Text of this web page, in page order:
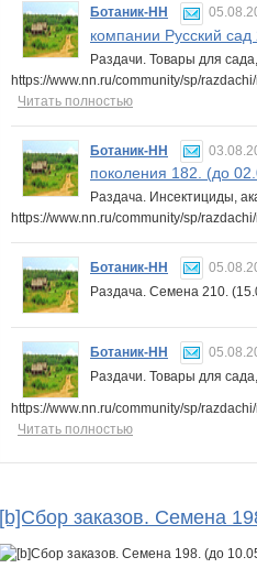
Ботаник-НН
компании Русский сад
Раздачи. Товары для
https://www.nn.ru/community/sp/
Читать полностью
Ботаник-НН
поколения 182. (до
Раздача. Инсектициды,
https://www.nn.ru/community/sp/
Ботаник-НН
Раздача. Семена 210.
Ботаник-НН
Раздачи. Товары для
https://www.nn.ru/community/sp/
Читать полностью
[b]Сбор заказов. Семена